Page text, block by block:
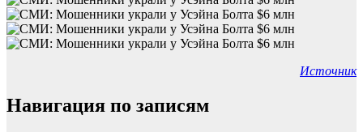
Источник
Навигация по записям